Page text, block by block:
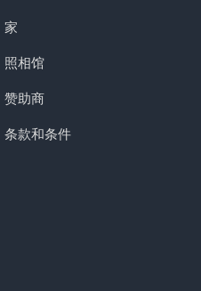
家
照相馆
赞助商
条款和条件